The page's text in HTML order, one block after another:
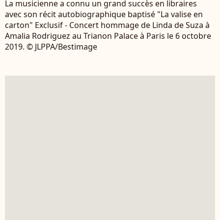
La musicienne a connu un grand succès en libraires
avec son récit autobiographique baptisé "La valise en
carton" Exclusif - Concert hommage de Linda de Suza à
Amalia Rodriguez au Trianon Palace à Paris le 6 octobre
2019. © JLPPA/Bestimage